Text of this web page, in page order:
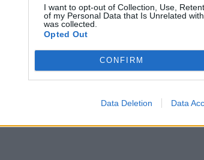
I want to opt-out of Collection, Use,
of my Personal Data that Is Unrelated
was collected.
Opted Out
CONFIRM
Data Deletion Data
por
no
mas que